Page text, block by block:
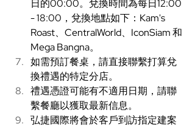
日的00:00。兌換時間為每日12:00
- 18:00，兌換地點如下：Kam's
Roast、CentralWorld、IconSiam 和
Mega Bangna。
如需預訂餐桌，請直接聯繫打算兌
換禮遇的特定分店。
禮遇憑證可能有不適用日期，請聯
繫餐廳以獲取最新信息。
弘捷國際將會於客戶到訪指定建案